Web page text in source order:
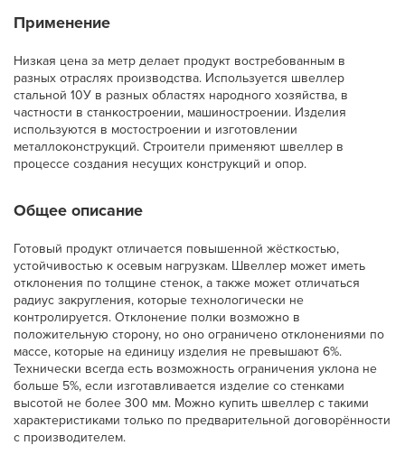
Применение
Низкая цена за метр делает продукт востребованным в
разных отраслях производства. Используется швеллер
стальной 10У в разных областях народного хозяйства, в
частности в станкостроении, машиностроении. Изделия
используются в мостостроении и изготовлении
металлоконструкций. Строители применяют швеллер в
процессе создания несущих конструкций и опор.
Общее описание
Готовый продукт отличается повышенной жёсткостью,
устойчивостью к осевым нагрузкам. Швеллер может иметь
отклонения по толщине стенок, а также может отличаться
радиус закругления, которые технологически не
контролируется. Отклонение полки возможно в
положительную сторону, но оно ограничено отклонениями по
массе, которые на единицу изделия не превышают 6%.
Технически всегда есть возможность ограничения уклона не
больше 5%, если изготавливается изделие со стенками
высотой не более 300 мм. Можно купить швеллер с такими
характеристиками только по предварительной договорённости
с производителем.